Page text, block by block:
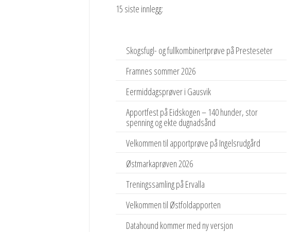
15 siste innlegg:
Skogsfugl- og fullkombinertprøve på Presteseter
Framnes sommer 2026
Eermiddagsprøver i Gausvik
Apportfest på Eidskogen – 140 hunder, stor
spenning og ekte dugnadsånd
Velkommen til apportprøve på Ingelsrudgård
Østmarkaprøven 2026
Treningssamling på Ervalla
Velkommen til Østfoldapporten
Datahound kommer med ny versjon